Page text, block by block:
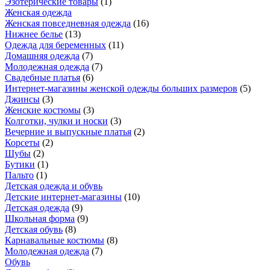
Женская одежда
Женская повседневная одежда (16)
Нижнее белье (13)
Одежда для беременных (11)
Домашняя одежда (7)
Молодежная одежда (7)
Свадебные платья (6)
Интернет-магазины женской одежды больших размеров (5)
Джинсы (3)
Женские костюмы (3)
Колготки, чулки и носки (3)
Вечерние и выпускные платья (2)
Корсеты (2)
Шубы (2)
Бутики (1)
Пальто (1)
Детская одежда и обувь
Детские интернет-магазины (10)
Детская одежда (9)
Школьная форма (9)
Детская обувь (8)
Карнавальные костюмы (8)
Молодежная одежда (7)
Обувь